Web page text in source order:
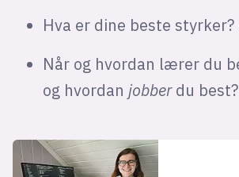
Hva er dine beste styrker?
Når og hvordan lærer du
og hvordan jobber du